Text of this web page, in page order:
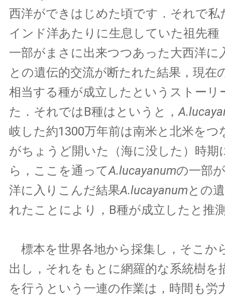
西洋ができはじめた頃です．それで私
インド洋あたりに生息していた祖先種
一部がまさに出来つつあった大西洋に
との遺伝的交流が断たれた結果，現在
相当する種が成立したというストーリ
た．それではB種はというと，
岐した約1300万年前は南米と北米をつ
がちょうど開いた（海に没した）時期
ら，ここを通ってA.lucayanumの一部
洋に入りこんだ結果A.lucayanumとの
れたことにより，B種が成立したと推
標本を世界各地から採集し，そこか
出し，それをもとに網羅的な系統樹を
を行うという一連の作業は，時間も労